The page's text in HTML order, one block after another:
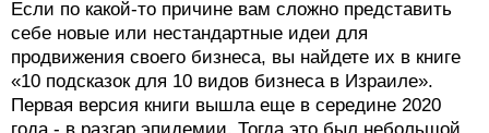
Если по какой-то причине вам сложно представить
себе новые или нестандартные идеи для
продвижения своего бизнеса, вы найдете их в книге
«10 подсказок для 10 видов бизнеса в Израиле».
Первая версия книги вышла еще в середине 2020